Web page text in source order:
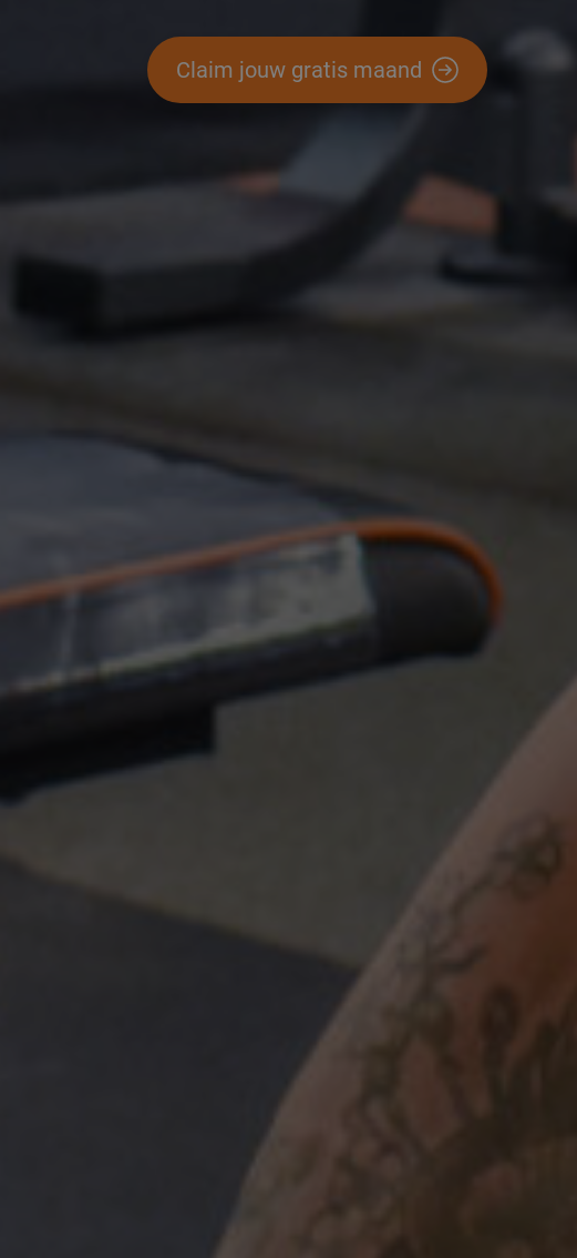
Claim jouw gratis maand